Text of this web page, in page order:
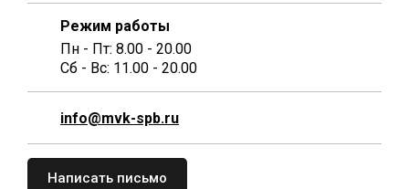
Режим работы
Пн - Пт: 8.00 - 20.00
Сб - Вс: 11.00 - 20.00
info@mvk-spb.ru
Написать письмо